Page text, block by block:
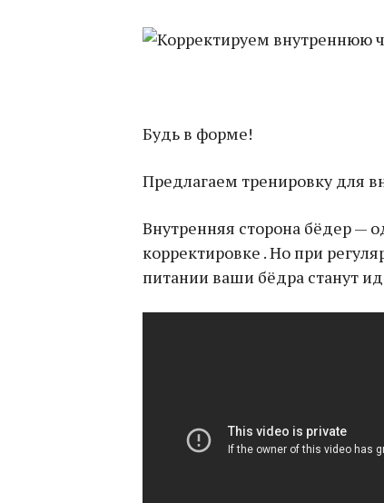
Будь в форме!
Предлагаем тренировку для
Внутренняя сторона бёдер —
корректировке . Но при
питании ваши бёдра станут